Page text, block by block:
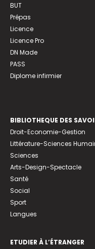
BUT
Prépas
Licence
Licence Pro
DN Made
PASS
Diplome infirmier
BIBLIOTHEQUE DES
Droit-Economie-Gestion
Littérature-Sciences
Sciences
Arts-Design-Spectacle
Santé
Social
Sport
Langues
ETUDIER À L’ÉTRANGER